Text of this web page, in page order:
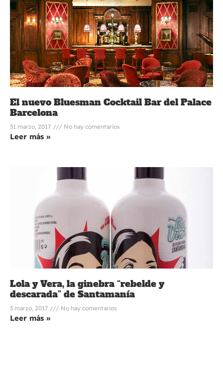
El nuevo Bluesman Cocktail Bar del Palace
Barcelona
31 marzo, 2017 No hay comentarios
Leer más »
Lola y Vera, la ginebra “rebelde y
descarada” de Santamanía
3 marzo, 2017 No hay comentarios
Leer más »